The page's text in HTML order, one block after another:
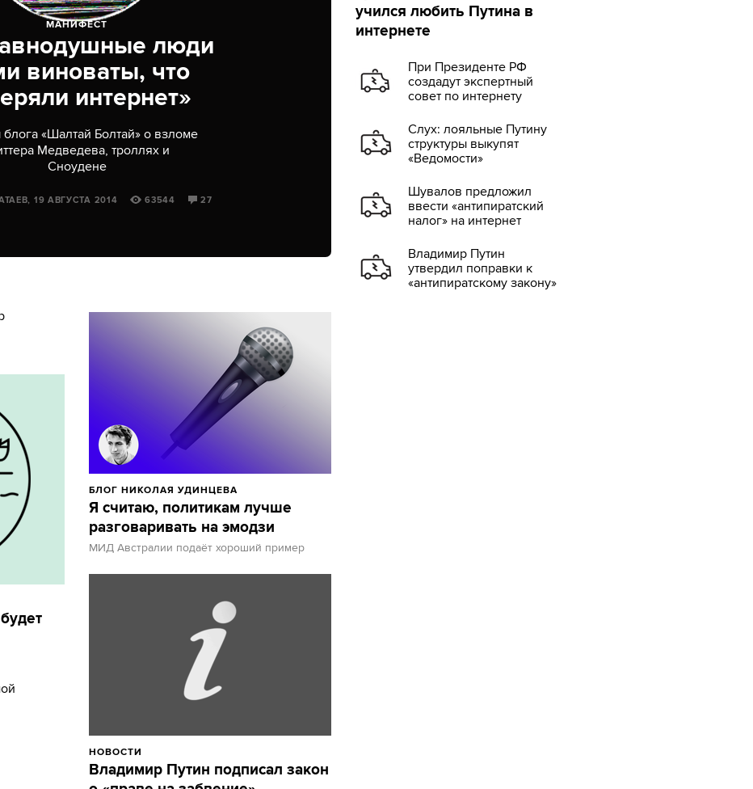
МАНИФЕСТ
люди
виноваты, что
интернет»
«Шалтай Болтай» о взломе
Медведева, троллях и
Сноудене
19 АВГУСТА 2014 63544 27
учился любить Путина в
интернете
При Президенте РФ
создадут экспертный
совет по интернету
Слух: лояльные Путину
структуры выкупят
«Ведомости»
Шувалов предложил
ввести «антипиратский
налог» на интернет
Владимир Путин
утвердил поправки к
«антипиратскому закону»
БЛОГ НИКОЛАЯ УДИНЦЕВА
Я считаю, политикам лучше
разговаривать на эмодзи
МИД Австралии подаёт хороший пример
НОВОСТИ
Владимир Путин подписал закон